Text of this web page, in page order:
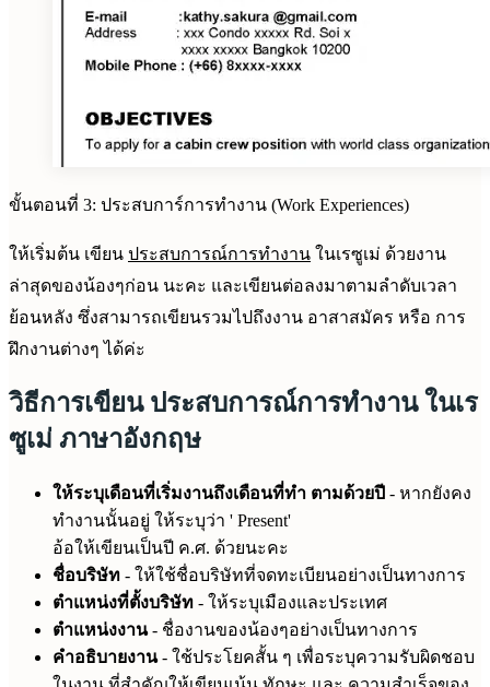
ขั้นตอนที่ 3: ประสบการ์การทำงาน (Work Experiences)
ให้เริ่มต้น เขียน ประสบการณ์การทำงาน ในเรซูเม่ ด้วยงาน
ล่าสุดของน้องๆก่อน นะคะ และเขียนต่อลงมาตามลำดับเวลา
ย้อนหลัง ซึ่งสามารถเขียนรวมไปถึงงาน อาสาสมัคร หรือ การ
ฝึกงานต่างๆ ได้ค่ะ
วิธีการเขียน ประสบการณ์การทำงาน ในเร
ซูเม่ ภาษาอังกฤษ
ให้ระบุเดือนที่เริ่มงานถึงเดือนที่ทำ ตามด้วยปี - หากยังคง
ทำงานนั้นอยู่ ให้ระบุว่า ' Present'
อ้อให้เขียนเป็นปี ค.ศ. ด้วยนะคะ
ชื่อบริษัท - ให้ใช้ชื่อบริษัทที่จดทะเบียนอย่างเป็นทางการ
ตำแหน่งที่ตั้งบริษัท - ให้ระบุเมืองและประเทศ
ตำแหน่งงาน- ชื่องานของน้องๆอย่างเป็นทางการ
คำอธิบายงาน- ใช้ประโยคสั้น ๆ เพื่อระบุความรับผิดชอบ